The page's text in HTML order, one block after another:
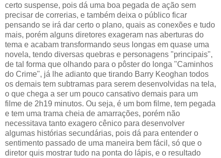
certo suspense, pois dá uma boa pegada de ação sem
precisar de correrias, e também deixa o público ficar
pensando se irá dar certo o plano, quais as conexões e tudo
mais, porém alguns diretores exageram nas aberturas do
tema e acabam transformando seus longas em quase uma
novela, tendo diversas quebras e personagens "principais",
de tal forma que olhando para o pôster do longa "Caminhos
do Crime", já lhe adianto que tirando Barry Keoghan todos
os demais tem subtramas para serem desenvolvidas na tela,
o que chega a ser um pouco cansativo demais para um
filme de 2h19 minutos. Ou seja, é um bom filme, tem pegada
e tem uma trama cheia de amarrações, porém não
necessitava tanto exagero cênico para desenvolver
algumas histórias secundárias, pois dá para entender o
sentimento passado de uma maneira bem fácil, só que o
diretor quis mostrar tudo na ponta do lápis, e o resultado